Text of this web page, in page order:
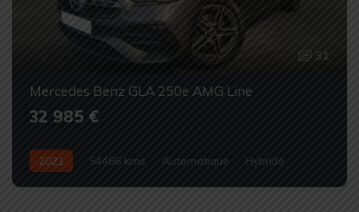
31
Mercedes Benz GLA 250e AMG Line
32 985 €
2021 54466 kms Automatique
Hybride